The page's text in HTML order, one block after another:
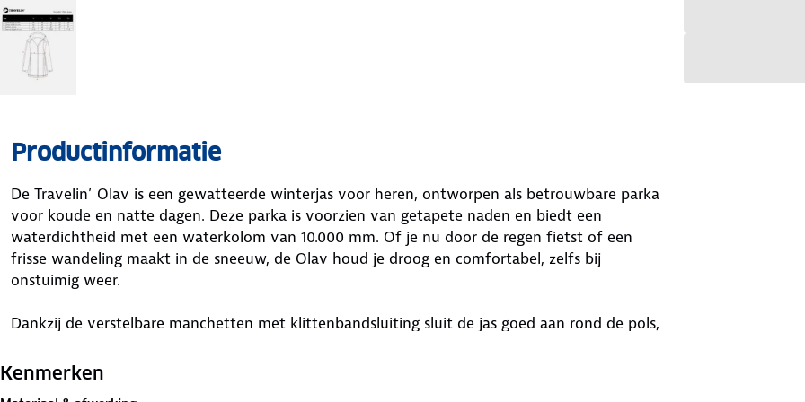
Productinformatie
De Travelin’ Olav is een gewatteerde winterjas voor heren, ontworpen als betrouwbare parka
voor koude en natte dagen. Deze parka is voorzien van getapete naden en biedt een
waterdichtheid met een waterkolom van 10.000 mm. Of je nu door de regen fietst of een
frisse wandeling maakt in de sneeuw, de Olav houd je droog en comfortabel, zelfs bij
onstuimig weer.
Dankzij de verstelbare manchetten met klittenbandsluiting sluit de jas goed aan rond de pols,
volledig gewatteerd en daardoor ideaal als winterjas voor dagelijks gebruik of avonturen in
Kenmerken